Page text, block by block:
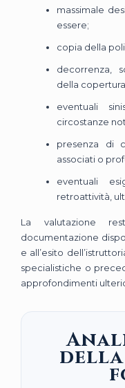
massimale
essere;
copia della
decorrenza,
della
eventuali
circostanze
presenza di
associati o
eventuali
retroattività,
La valutazione
documentazione
e all’esito
specialistiche o
approfondimenti